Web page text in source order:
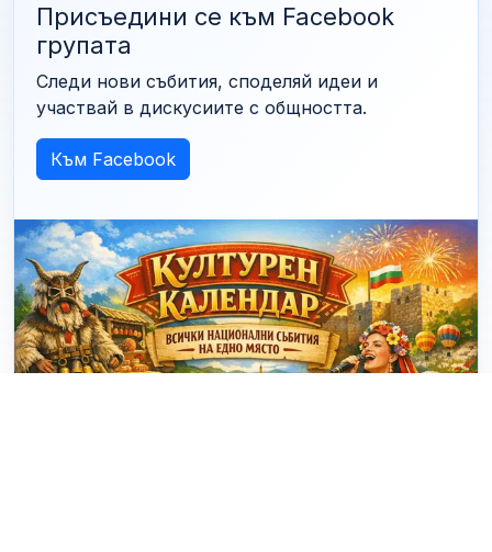
Присъедини се към Facebook
групата
Следи нови събития, споделяй идеи и
участвай в дискусиите с общността.
Към Facebook